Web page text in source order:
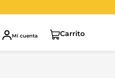
Mi cuenta